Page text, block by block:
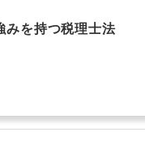
みを持つ税理士法